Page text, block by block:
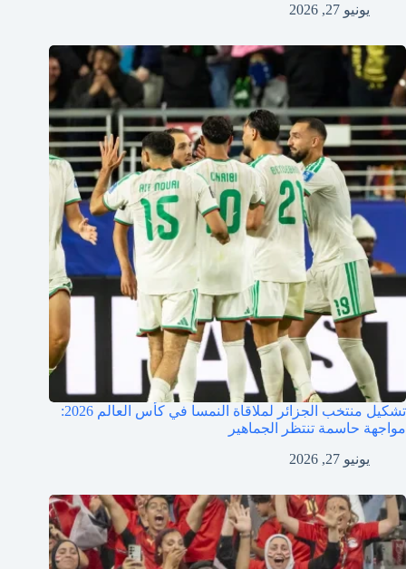
يونيو 27, 2026
تشكيل منتخب الجزائر لملاقاة النمسا في كأس العالم 2026:
مواجهة حاسمة تنتظر الجماهير
يونيو 27, 2026